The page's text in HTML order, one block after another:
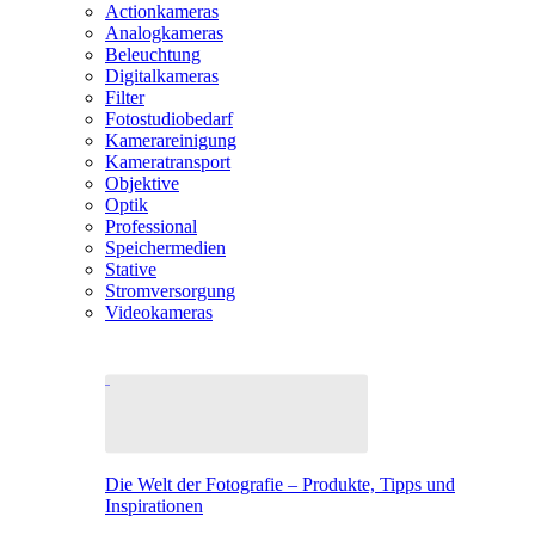
Actionkameras
Analogkameras
Beleuchtung
Digitalkameras
Filter
Fotostudiobedarf
Kamerareinigung
Kameratransport
Objektive
Optik
Professional
Speichermedien
Stative
Stromversorgung
Videokameras
Die Welt der Fotografie – Produkte, Tipps und
Inspirationen